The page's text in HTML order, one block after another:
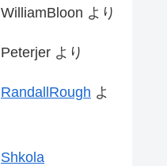
WilliamBloon より
Peterjer より
RandallRough よ
Shkola